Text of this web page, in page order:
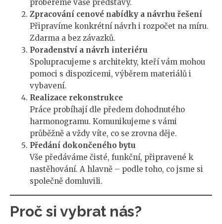
probereme vaše představy.
Zpracování cenové nabídky a návrhu řešení
Připravíme konkrétní návrh i rozpočet na míru.
Zdarma a bez závazků.
Poradenství a návrh interiéru
Spolupracujeme s architekty, kteří vám mohou
pomoci s dispozicemi, výběrem materiálů i
vybavení.
Realizace rekonstrukce
Práce probíhají dle předem dohodnutého
harmonogramu. Komunikujeme s vámi
průběžně a vždy víte, co se zrovna děje.
Předání dokončeného bytu
Vše předáváme čisté, funkční, připravené k
nastěhování. A hlavně – podle toho, co jsme si
společně domluvili.
Proč si vybrat nás?